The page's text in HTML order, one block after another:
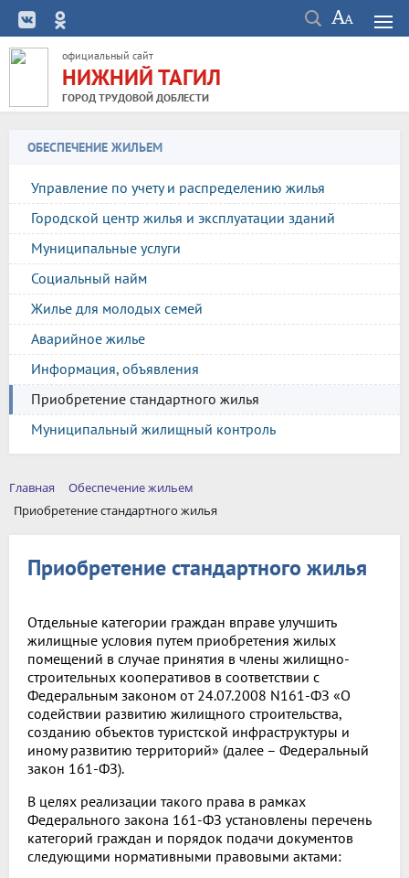
официальный сайт
НИЖНИЙ ТАГИЛ
ГОРОД ТРУДОВОЙ ДОБЛЕСТИ
ОБЕСПЕЧЕНИЕ ЖИЛЬЕМ
Управление по учету и распределению жилья
Городской центр жилья и эксплуатации зданий
Муниципальные услуги
Социальный найм
Жилье для молодых семей
Аварийное жилье
Информация, объявления
Приобретение стандартного жилья
Муниципальный жилищный контроль
Главная
Обеспечение жильем
Приобретение стандартного жилья
Приобретение стандартного жилья
Отдельные категории граждан вправе улучшить
жилищные условия путем приобретения жилых
помещений в случае принятия в члены жилищно-
строительных кооперативов в соответствии с
Федеральным законом от 24.07.2008 N161-ФЗ «О
содействии развитию жилищного строительства,
созданию объектов туристской инфраструктуры и
иному развитию территорий» (далее – Федеральный
закон 161-ФЗ).
В целях реализации такого права в рамках
Федерального закона 161-ФЗ установлены перечень
категорий граждан и порядок подачи документов
следующими нормативными правовыми актами: